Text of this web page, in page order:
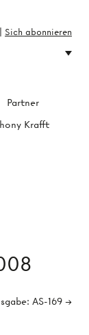
AS-169 →
Partner
Krafft
Sich abonnieren